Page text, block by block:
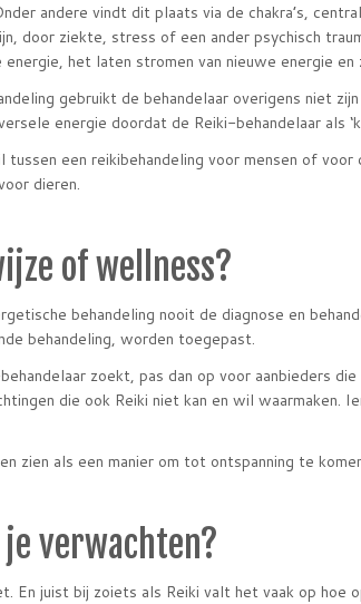
andere vindt dit plaats via de chakra’s,
door ziekte, stress of een ander psychisch
het laten stromen van nieuwe energie en
gebruikt de behandelaar overigens niet
energie doordat de Reiki-behandelaar als
tussen een reikibehandeling voor mensen of
dieren.
of wellness?
behandeling nooit de diagnose en
behandeling, worden toegepast.
zoekt, pas dan op voor aanbieders
die ook Reiki niet kan en wil
zien als een manier om tot ontspanning te
verwachten?
En juist bij zoiets als Reiki valt het vaak op hoe